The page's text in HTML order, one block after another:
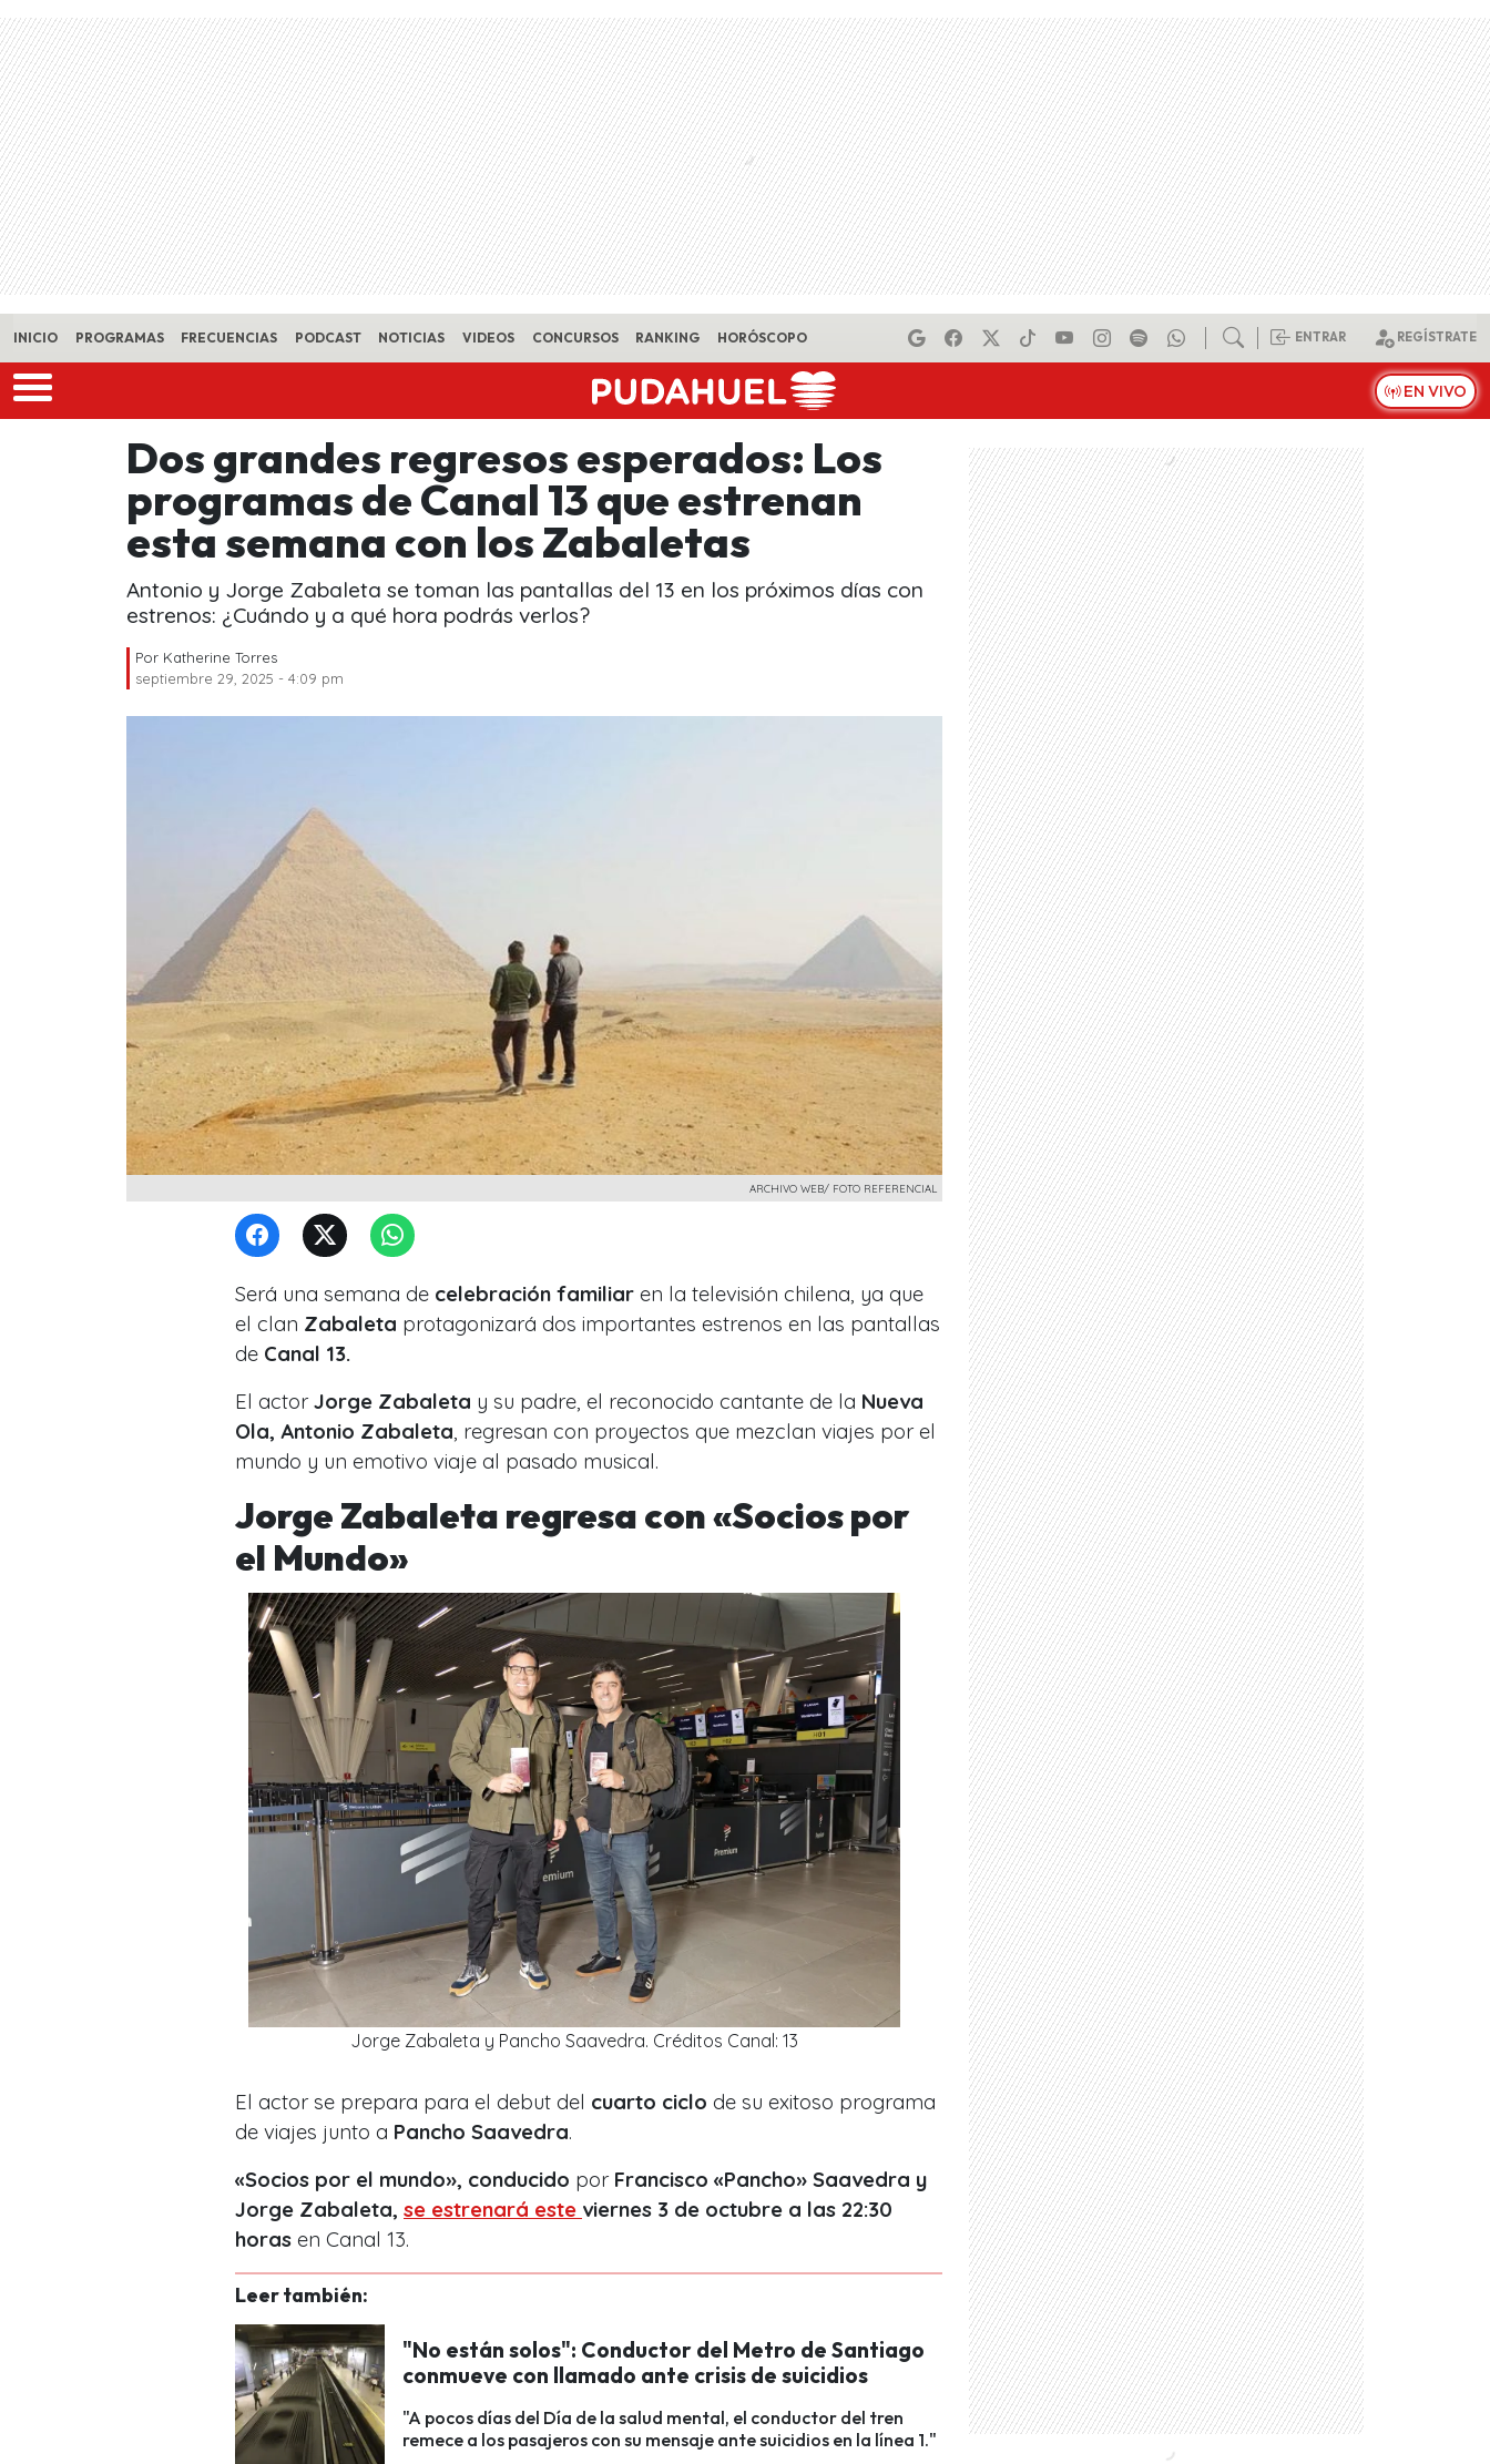
Skip to main content
INICIO PROGRAMAS FRECUENCIAS PODCAST NOTICIAS VIDEOS CONCURSOS RANKING HORÓSCOPO ENTRAR REGÍSTRATE
EN VIVO
Dos grandes regresos esperados: Los
programas de Canal 13 que estrenan
esta semana con los Zabaletas
Antonio y Jorge Zabaleta se toman las pantallas del 13 en los próximos días con
estrenos: ¿Cuándo y a qué hora podrás verlos?
Por Katherine Torres
septiembre 29, 2025 - 4:09 pm
ARCHIVO WEB/ FOTO REFERENCIAL
Será una semana de celebración familiar en la televisión chilena, ya que
el clan Zabaleta protagonizará dos importantes estrenos en las pantallas
de Canal 13.
El actor Jorge Zabaleta y su padre, el reconocido cantante de la Nueva
Ola, Antonio Zabaleta , regresan con proyectos que mezclan viajes por el
mundo y un emotivo viaje al pasado musical.
Jorge Zabaleta regresa con «Socios por
el Mundo»
Jorge Zabaleta y Pancho Saavedra. Créditos Canal: 13
El actor se prepara para el debut del cuarto ciclo de su exitoso programa
de viajes junto a Pancho Saavedra.
«Socios por el mundo», conducido por Francisco «Pancho» Saavedra y
Jorge Zabaleta, se estrenará este viernes 3 de octubre a las 22:30
horas en Canal 13.
Leer también:
"No están solos": Conductor del Metro de Santiago
conmueve con llamado ante crisis de suicidios
"A pocos días del Día de la salud mental, el conductor del tren
remece a los pasajeros con su mensaje ante suicidios en la línea 1."